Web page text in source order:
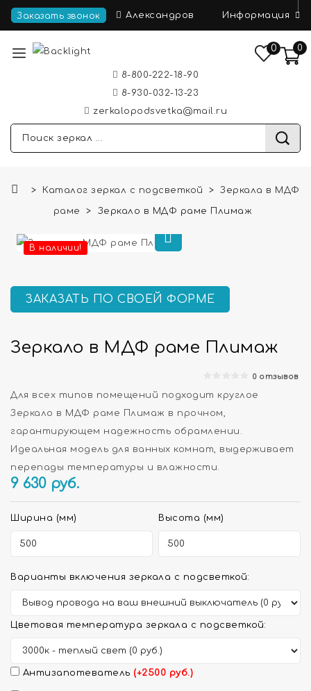
Заказать звонок Александров Информация
0
0
8-800-222-18-90
8-930-032-13-23
zerkalopodsvetka@mail.ru
Каталог зеркал с подсветкой Зеркала в МДФ
раме Зеркало в МДФ раме Плимаж
В наличии!
ЗАКАЗАТЬ ПО СВОЕЙ ФОРМЕ
Зеркало в МДФ раме Плимаж
0 отзывов
Для всех типов помещений подходит круглое
Зеркало в МДФ раме Плимаж в прочном,
гарантирующем надежность обрамлении.
Идеальная модель для ванных комнат, выдерживает
перепады температуры и влажности.
9 630 руб.
Ширина (мм) Высота (мм)
Варианты включения зеркала с подсветкой:
Цветовая температура зеркала с подсветкой:
Антизапотеватель (+2500 руб.)